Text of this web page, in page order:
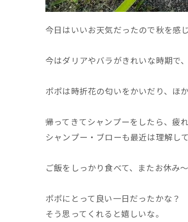
今日はいいお天気だったので秋を感
今はダリアやバラがきれいな時期で
ポポは時折花の匂いをかいだり、ほ
帰ってきてシャンプーをしたら、疲
シャンプー・ブローも最近は理解し
ご飯をしっかり食べて、またお休み～
ポポにとって良い一日だったかな？
そう思ってくれると嬉しいな。